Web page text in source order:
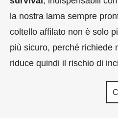
la nostra lama sempre
coltello affilato non è solo
più sicuro, perché richiede
riduce quindi il rischio di